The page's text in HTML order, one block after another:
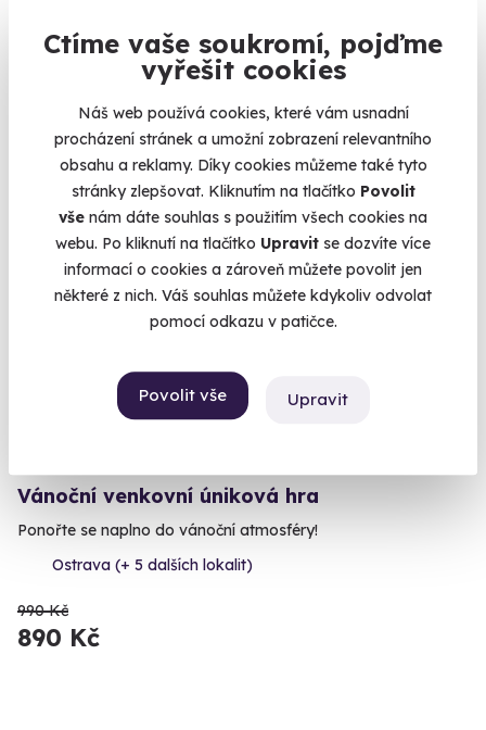
Ctíme vaše soukromí, pojďme
vyřešit cookies
Náš web používá cookies, které vám usnadní
procházení stránek a umožní zobrazení relevantního
obsahu a reklamy. Díky cookies můžeme také tyto
stránky zlepšovat. Kliknutím na tlačítko Povolit
vše nám dáte souhlas s použitím všech cookies na
webu. Po kliknutí na tlačítko Upravit se dozvíte více
informací o cookies a zároveň můžete povolit jen
některé z nich. Váš souhlas můžete kdykoliv odvolat
pomocí odkazu v patičce.
Povolit vše Upravit
Venkovní úniková hra: Tajemství čokolády
Za čokoládou bez výčitek!
Ostrava (+ 2 další lokality)
990 Kč
Volný termín už 08. 08. 2026
Vánoční venkovní úniková hra
Ponořte se naplno do vánoční atmosféry!
Ostrava (+ 5 dalších lokalit)
990 Kč
890 Kč